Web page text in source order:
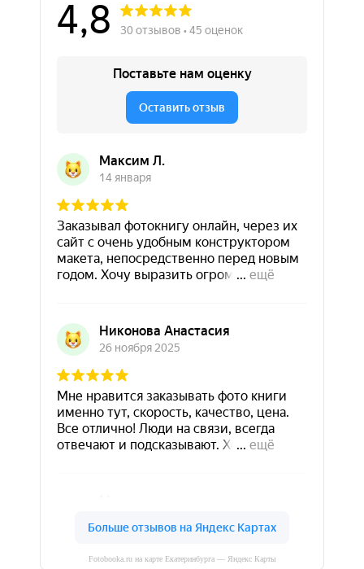
Fotobooka.ru на карте Екатеринбурга — Яндекс Карты